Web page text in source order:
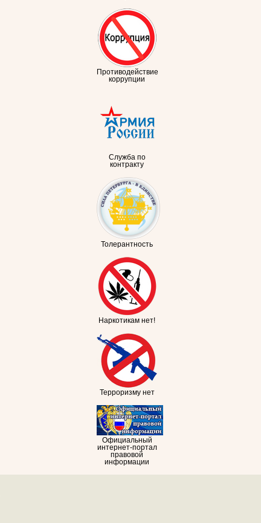
Противодействие
коррупции
Служба по
контракту
Толерантность
Наркотикам нет!
Терроризму нет
Официальный
интернет-портал
правовой
информации